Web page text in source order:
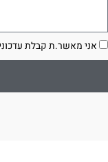
אני מאשר.ת קבלת